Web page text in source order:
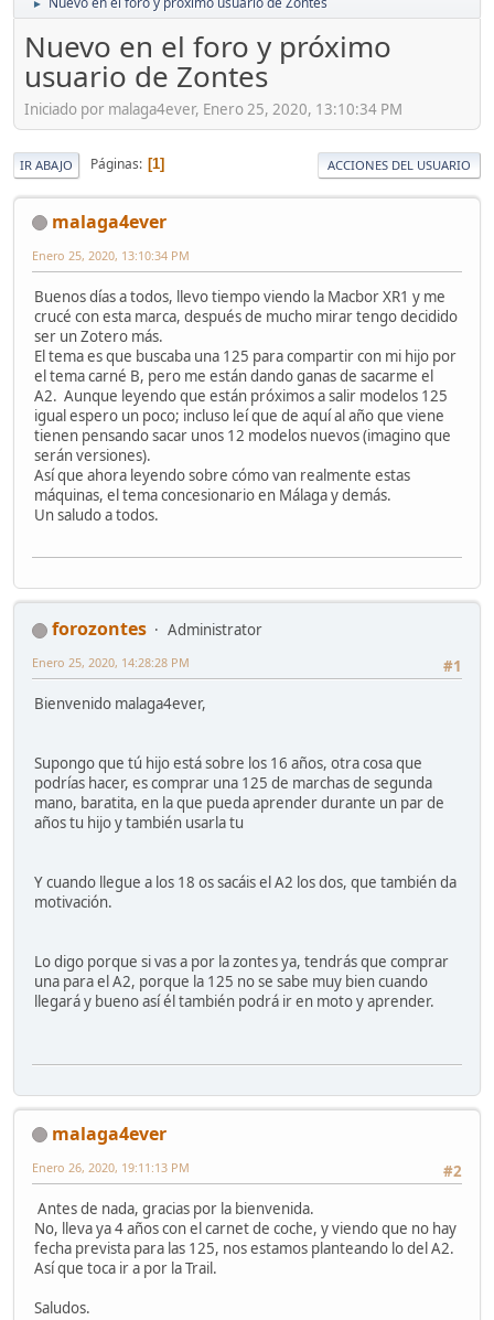
►
Nuevo en el foro y próximo
usuario de Zontes
Iniciado por malaga4ever, Enero 25, 2020, 13:10:34 PM
IR ABAJO Páginas 1 ACCIONES DEL USUARIO
malaga4ever
Enero 25, 2020, 13:10:34 PM
Buenos días a todos, llevo tiempo viendo la Macbor XR1 y me
crucé con esta marca, después de mucho mirar tengo decidido
ser un Zotero más.
El tema es que buscaba una 125 para compartir con mi hijo por
el tema carné B, pero me están dando ganas de sacarme el
A2. Aunque leyendo que están próximos a salir modelos 125
igual espero un poco; incluso leí que de aquí al año que viene
tienen pensando sacar unos 12 modelos nuevos (imagino que
serán versiones).
Así que ahora leyendo sobre cómo van realmente estas
máquinas, el tema concesionario en Málaga y demás.
Un saludo a todos.
forozontes
Administrator
#1
Enero 25, 2020, 14:28:28 PM
Bienvenido malaga4ever,
Supongo que tú hijo está sobre los 16 años, otra cosa que
podrías hacer, es comprar una 125 de marchas de segunda
mano, baratita, en la que pueda aprender durante un par de
años tu hijo y también usarla tu
Y cuando llegue a los 18 os sacáis el A2 los dos, que también da
motivación.
Lo digo porque si vas a por la zontes ya, tendrás que comprar
una para el A2, porque la 125 no se sabe muy bien cuando
llegará y bueno así él también podrá ir en moto y aprender.
malaga4ever
#2
Enero 26, 2020, 19:11:13 PM
Antes de nada, gracias por la bienvenida.
No, lleva ya 4 años con el carnet de coche, y viendo que no hay
fecha prevista para las 125, nos estamos planteando lo del A2.
Así que toca ir a por la Trail.
Saludos.